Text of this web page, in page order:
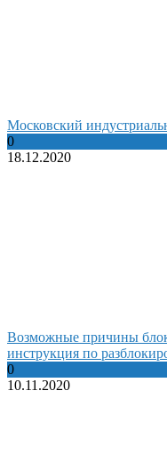
Московский
0
18.12.2020
Возможные причины
инструкция по
0
10.11.2020